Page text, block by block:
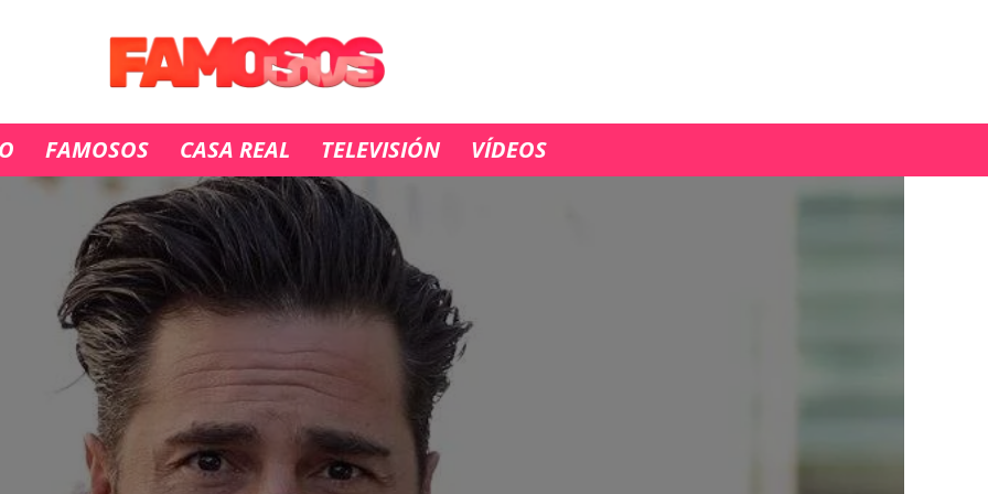
FAMOSOS CASA REAL TELEVISIÓN VÍDEOS